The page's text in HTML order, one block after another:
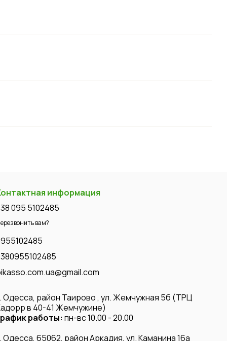
информация
095 5102485
вам?
Одесса, район Таирово , ул. Жемчужная 5б (ТРЦ
в 40-41 Жемчужине)
работы: пн-вс 10.00 - 20.00
Одесса, 65062, район Аркадия, ул. Каманина 16а